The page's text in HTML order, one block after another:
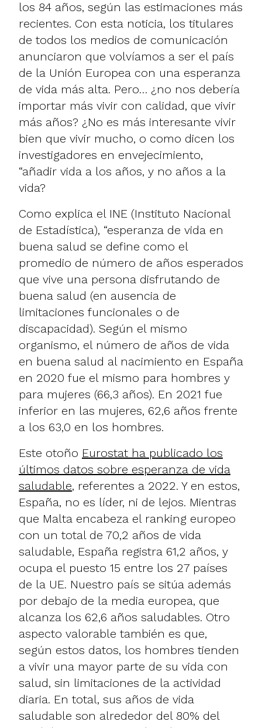
los 84 años, según las estimaciones más
recientes. Con esta noticia, los titulares
de todos los medios de comunicación
anunciaron que volvíamos a ser el país
de la Unión Europea con una esperanza
de vida más alta. Pero… ¿no nos debería
importar más vivir con calidad, que vivir
más años? ¿No es más interesante vivir
bien que vivir mucho, o como dicen los
investigadores en envejecimiento,
“añadir vida a los años, y no años a la
vida?
Como explica el INE (Instituto Nacional
de Estadística), “esperanza de vida en
buena salud se define como el
promedio de número de años esperados
que vive una persona disfrutando de
buena salud (en ausencia de
limitaciones funcionales o de
discapacidad). Según el mismo
organismo, el número de años de vida
en buena salud al nacimiento en España
en 2020 fue el mismo para hombres y
para mujeres (66,3 años). En 2021 fue
inferior en las mujeres, 62,6 años frente
a los 63,0 en los hombres.
Este otoño Eurostat ha publicado los
últimos datos sobre esperanza de vida
saludable, referentes a 2022. Y en estos,
España, no es líder, ni de lejos. Mientras
que Malta encabeza el ranking europeo
con un total de 70,2 años de vida
saludable, España registra 61,2 años, y
ocupa el puesto 15 entre los 27 países
de la UE. Nuestro país se sitúa además
por debajo de la media europea, que
alcanza los 62,6 años saludables. Otro
aspecto valorable también es que,
según estos datos, los hombres tienden
a vivir una mayor parte de su vida con
salud, sin limitaciones de la actividad
diaria. En total, sus años de vida
saludable son alrededor del 80% del